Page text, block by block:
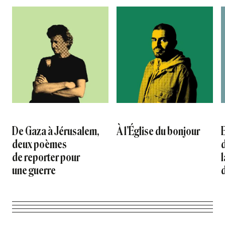
De Gaza à Jérusalem,
deux poèmes
de reporter pour
une guerre
À l’Église du bonjour